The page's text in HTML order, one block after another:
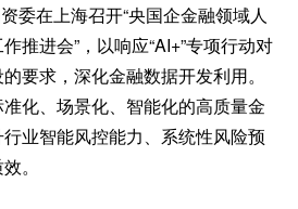
委在上海召开“央国企金融领域人
推进会”，以响应“AI+”专项行动对
要求，深化金融数据开发利用。
化、场景化、智能化的高质量金
业智能风控能力、系统性风险预
。